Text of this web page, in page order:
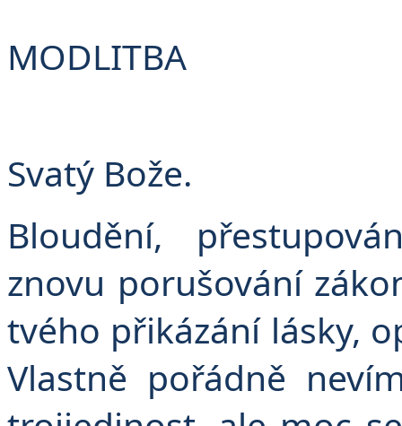
MODLITBA
Svatý Bože.
Bloudění,
znovu porušování
tvého přikázání lásky,
Vlastně pořádně